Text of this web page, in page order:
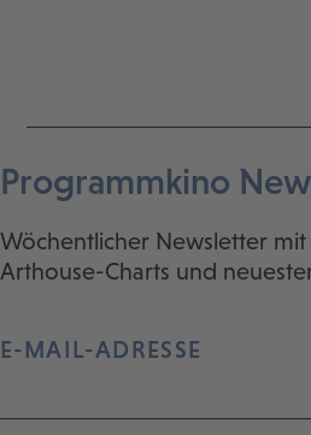
Programmkino
Wöchentlicher Newsletter
Arthouse-Charts und
E-MAIL-ADRESSE